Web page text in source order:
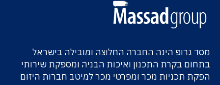
מסד גרופ הינה החברה החלוצה ומובילה בישראל
בתחום בקרת התכנון ואיכות הבניה ומספקת שירותי
הפקת תכניות מכר ומפרטי מכר למיטב חברות היזום